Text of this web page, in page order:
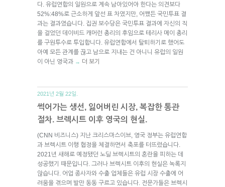
다. 유럽연합의 일원으로 계속 남아있어야 한다는 의견보다
52%:48%로 근소하게 앞선 표 차였지만, 어쨌든 국민투표 결
과는 결과였습니다. 집권 보수당은 국민투표 결과에 자신의 직
을 걸었던 데이비드 캐머런 총리의 후임으로 테리사 메이 총리
를 구원투수로 투입합니다. 유럽연합에서 탈퇴하기로 했어도
아예 모든 관계를 끊고 남으로 지내는 건 아니니 유럽의 일원
이 아닌 영국과 → 더 보기
2021년 2월 22일.
썩어가는 생선, 잃어버린 시장, 복잡한 통관
절차. 브렉시트 이후 영국의 현실.
(CNN 비즈니스) 지난 크리스마스이브, 영국 정부는 유럽연합
과 브렉시트 이행 협정을 체결하면서 축포를 터뜨렸습니다.
2021년 새해로 예정됐던 노딜 브렉시트의 혼란을 피하는 데
성공했기 때문입니다. 그러나 브렉시트 이후의 현실은 녹록지
않습니다. 어업 종사자와 수출 업체들은 유럽 시장 수출에 어
려움을 겪으며 발만 동동 구르고 있습니다. 전문가들은 브렉시